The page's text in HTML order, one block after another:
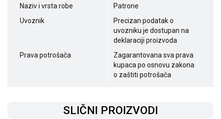
Naziv i vrsta robe
Patrone
Uvoznik
Precizan podatak o
uvozniku je dostupan na
deklaraciji proizvoda
Prava potrošača
Zagarantovana sva prava
kupaca po osnovu zakona
o zaštiti potrošača
SLIČNI PROIZVODI